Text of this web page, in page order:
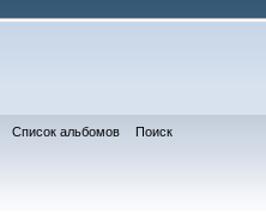
Список альбомов Поиск